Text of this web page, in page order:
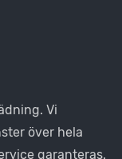
Vi
över hela
garanteras.